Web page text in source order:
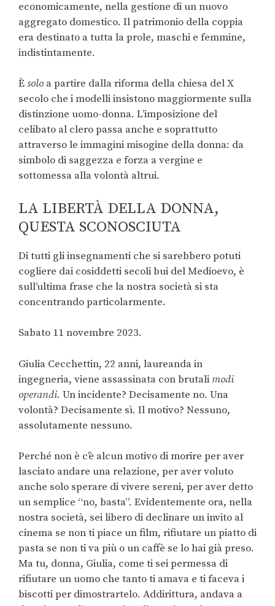
economicamente, nella gestione di un nuovo
aggregato domestico. Il patrimonio della coppia
era destinato a tutta la prole, maschi e femmine,
indistintamente.
Èsolo a partire dalla riforma della chiesa del X
secolo che i modelli insistono maggiormente sulla
distinzione uomo-donna. L’imposizione del
celibato al clero passa anche e soprattutto
attraverso le immagini misogine della donna: da
simbolo di saggezza e forza a vergine e
sottomessa alla volontà altrui.
LA LIBERTÀ DELLA DONNA,
QUESTA SCONOSCIUTA
Di tutti gli insegnamenti che si sarebbero potuti
cogliere dai cosiddetti secoli bui del Medioevo, è
sull’ultima frase che la nostra società si sta
concentrando particolarmente.
Sabato 11 novembre 2023.
Giulia Cecchettin, 22 anni, laureanda in
ingegneria, viene assassinata con brutali modi
operandi. Un incidente? Decisamente no. Una
volontà? Decisamente sì. Il motivo? Nessuno,
assolutamente nessuno.
Perché non è c’è alcun motivo di morire per aver
lasciato andare una relazione, per aver voluto
anche solo sperare di vivere sereni, per aver detto
un semplice “no, basta”. Evidentemente ora, nella
nostra società, sei libero di declinare un invito al
cinema se non ti piace un film, rifiutare un piatto di
pasta se non ti va più o un caffè se lo hai già preso.
Ma tu, donna, Giulia, come ti sei permessa di
rifiutare un uomo che tanto ti amava e ti faceva i
biscotti per dimostrartelo. Addirittura, andava a